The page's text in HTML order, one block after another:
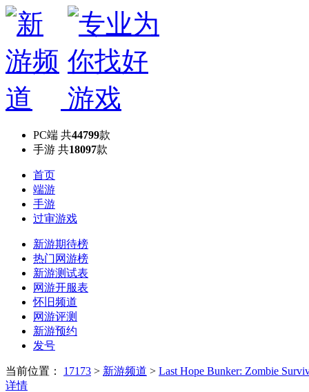
PC端 共44799款
手游 共18097款
首页
端游
手游
过审游戏
新游期待榜
热门网游榜
新游测试表
网游开服表
怀旧频道
网游评测
新游预约
发号
当前位置： 17173 > 新游频道 > Last Hope Bunker: Zombie
详情